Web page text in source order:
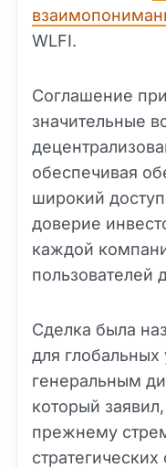
WLFI.
Соглашение
значительные
обеспечивая
широкий
доверие
каждой
пользователей
Сделка была
для
генеральным
который
прежнему